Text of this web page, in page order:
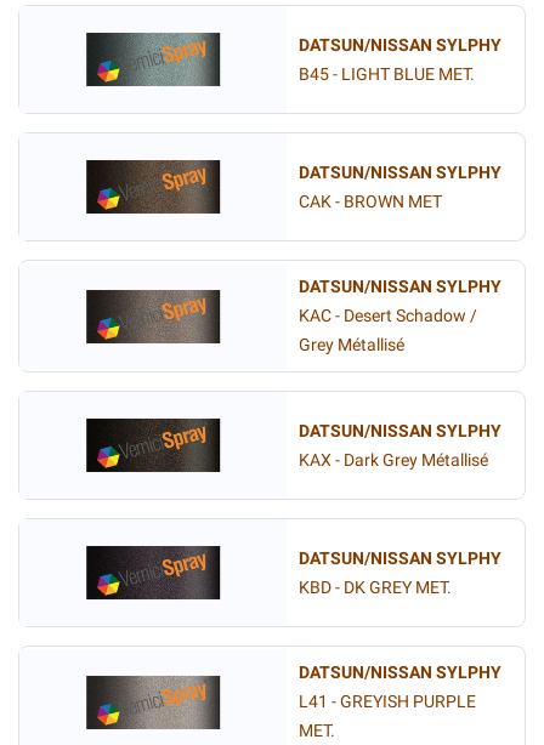
DATSUN/NISSAN SYLPHY
B45 - LIGHT BLUE MET.
DATSUN/NISSAN SYLPHY
CAK - BROWN MET
DATSUN/NISSAN SYLPHY
KAC - Desert Schadow /
Grey Métallisé
DATSUN/NISSAN SYLPHY
KAX - Dark Grey Métallisé
DATSUN/NISSAN SYLPHY
KBD - DK GREY MET.
DATSUN/NISSAN SYLPHY
L41 - GREYISH PURPLE
MET.